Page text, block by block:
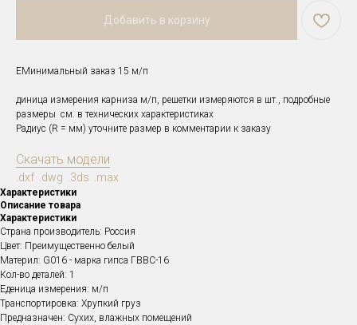
Добавить в корзину
ЕМинимальный заказ 15 м/п
диница измерения карниза м/п, решетки измеряются в шт., подробные
размеры см. в технических характеристиках
Радиус (R = мм) уточните размер в комментарии к заказу
Скачать модели
.dxf .dwg .3ds .max
Характеристики
Описание товара
Характеристики
Страна производитель: Россия
Цвет: Преимущественно белый
Материл: G016 - марка гипса ГВВС-16
Кол-во деталей: 1
Еденица измерения: м/п
Транспортировка: Хрупкий груз
Предназначен: Сухих, влажных помещений